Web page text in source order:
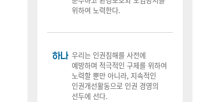
위하여 노력한다.
하나 우리는 인권침해를 사전에
예방하며 적극적인 구제를 위하여
노력할 뿐만 아니라, 지속적인
인권개선활동으로 인권 경영의
선두에 선다.